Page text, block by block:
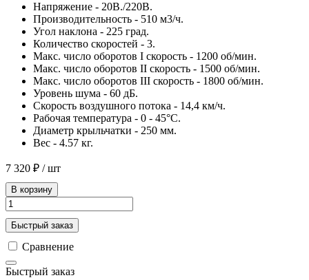
Напряжение - 20В./220В.
Производительность - 510 м3/ч.
Угол наклона - 225 град.
Количество скоростей - 3.
Макс. число оборотов I скорость - 1200 об/мин.
Макс. число оборотов II скорость - 1500 об/мин.
Макс. число оборотов III скорость - 1800 об/мин.
Уровень шума - 60 дБ.
Скорость воздушного потока - 14,4 км/ч.
Рабочая температура - 0 - 45°C.
Диаметр крыльчатки - 250 мм.
Вес - 4.57 кг.
7 320 ₽ / шт
В корзину
Быстрый заказ
Сравнение
Быстрый заказ